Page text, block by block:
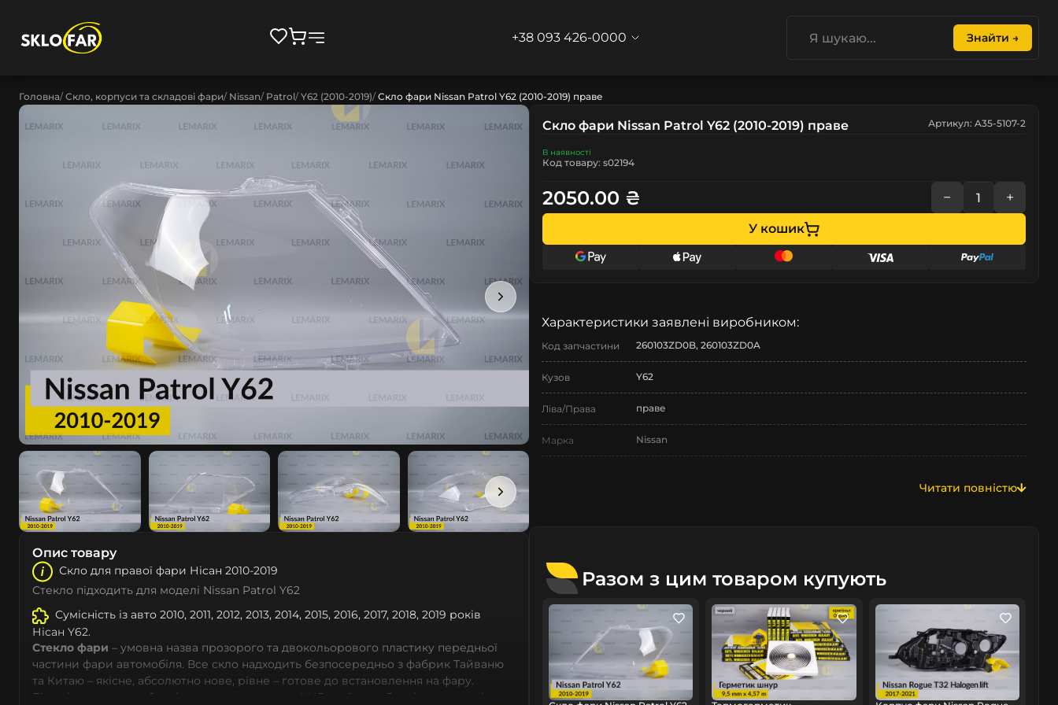
+38 093 426-0000 Знайти →
Головна Скло, корпуси та складові фари Nissan Patrol Y62 (2010-2019) Скло фари Nissan Patrol Y62 (2010-2019) праве
Опис товару
Скло для правої фари Ніcан 2010-2019
Стекло підходить для моделі Nissan Patrol Y62
Сумісність із авто 2010, 2011, 2012, 2013, 2014, 2015, 2016, 2017, 2018, 2019 років
Ніcан Y62.
Стекло фари – умовна назва прозорого та двокольорового пластику передньої
частини фари автомобіля. Все скло надходить безпосередньо з фабрик Тайваню
та Китаю – якісне, абсолютно нове, рівне – готове до встановлення на фару.
Більшість автовиробників уже перенесли до КНР свої виробничі потужності,
Скло фари Nissan Patrol Y62 (2010-2019) праве Артикул: A35-5107-2
В наявності
Код товару: s02194
2050.00 ₴ − +
У кошик
Характеристики заявлені виробником:
Код запчастини 260103ZD0B, 260103ZD0A
Кузов Y62
Ліва/Права праве
Марка Nissan
Покоління
Рік випуску
Нове
Тип запчастини Аналог
Тип техніки Легковий автомобіль
Читати повністю
Разом з цим товаром купують